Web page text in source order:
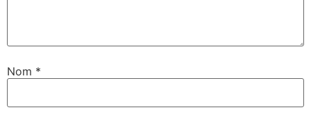
Nom *